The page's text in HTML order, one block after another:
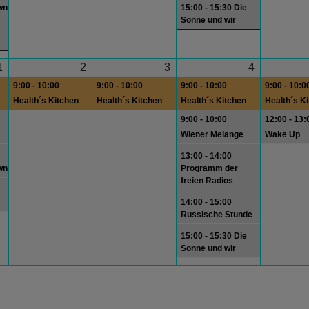
15:00 - 15:30 Die
Sonne und wir
2
9:00 - 10:00
Health´s Kitchen
3
9:00 - 10:00
Health´s Kitchen
4
9:00 - 10:00
Health´s Kitchen
9:00 - 10:00
Wiener Melange
13:00 - 14:00
Programm der
freien Radios
14:00 - 15:00
Russische Stunde
15:00 - 15:30 Die
Sonne und wir
9:00 -
Health´s
12:00 -
Wake Up